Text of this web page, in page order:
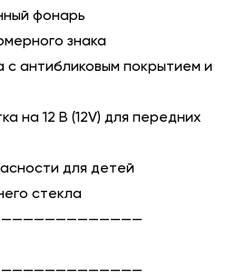
фонарь
знака
с антибликовым покрытием и
на 12 В (12V) для передних
для детей
стекла